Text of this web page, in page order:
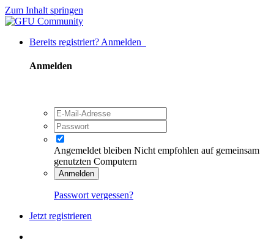
Zum Inhalt springen
Bereits registriert? Anmelden
Anmelden
Angemeldet bleiben Nicht empfohlen auf gemeinsam
genutzten Computern
Anmelden
Passwort vergessen?
Jetzt registrieren